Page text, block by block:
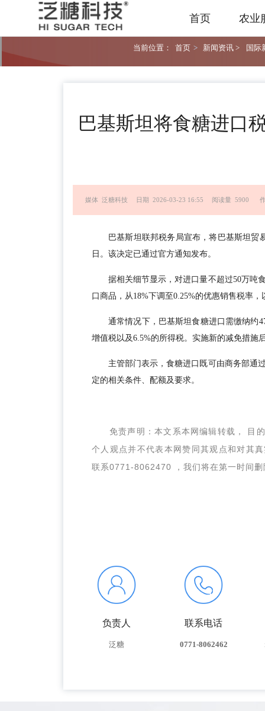
首页 农业
当前位置： 首页 > 新闻资讯 > 国际
巴基斯坦将食糖进口
媒体 泛糖科技 日期 2026-03-23 16:55 阅读量 5900
巴基斯坦联邦税务局宣布，将巴基斯坦贸
日。该决定已通过官方通知发布。
据相关细节显示，对进口量不超过50万吨
口商品，从18%下调至0.25%的优惠销售税率
通常情况下，巴基斯坦食糖进口需缴纳约
增值税以及6.5%的所得税。实施新的减免措施
主管部门表示，食糖进口既可由商务部通
定的相关条件、配额及要求。
免责声明：本文系本网编辑转载， 目
个人观点并不代表本网赞同其观点和对其
联系0771-8062470 ，我们将在第一时间删
负责人
泛糖
联系电话
0771-8062462